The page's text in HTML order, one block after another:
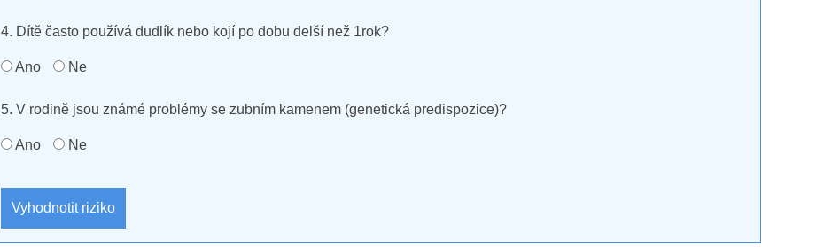
4. Dítě často používá dudlík nebo kojí po dobu delší než 1rok?
Ano Ne
5. V rodině jsou známé problémy se zubním kamenem (genetická predispozice)?
Ano Ne
Vyhodnotit riziko